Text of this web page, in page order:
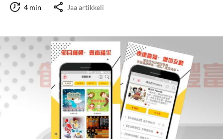
4 min Jaa artikkeli